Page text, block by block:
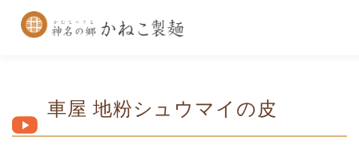
車屋 地粉シュウマイの皮